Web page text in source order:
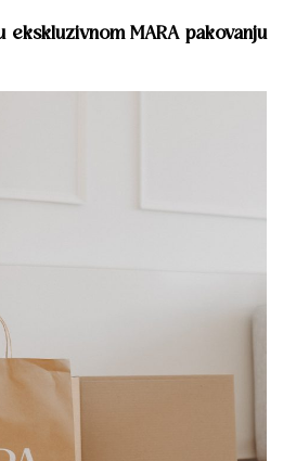
ekskluzivnom MARA pakovanju